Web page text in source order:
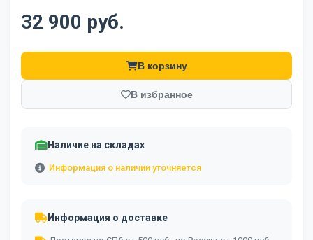
32 900 руб.
В корзину
В избранное
Наличие на складах
Информация о наличии уточняется
Информация о доставке